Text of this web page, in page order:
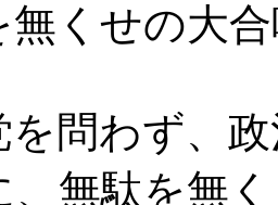
無くせの大
問わず、政
無駄を無